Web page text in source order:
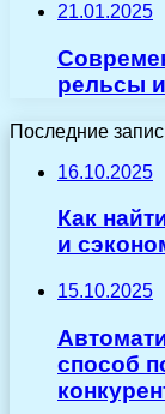
21.01.2025
рельсы
Последние
16.10.2025
Как
и
15.10.2025
способ